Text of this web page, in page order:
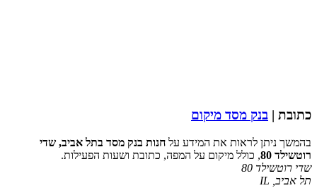
כתובת | בנק מסד מיקום
בהמשך ניתן לראות את המידע על חנות בנק מסד בתל אביב, שדי
רוטשילד 80
, כולל מיקום על המפה, כתובת ושעות הפעילות.
שדי רוטשילד 80
תל אביב IL